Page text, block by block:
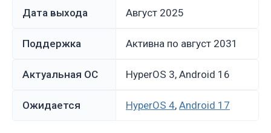
Дата выхода август 2025
Поддержка Активна по август 2031
Актуальная ОС HyperOS 3, Android 16
Ожидается HyperOS 4, Android 17